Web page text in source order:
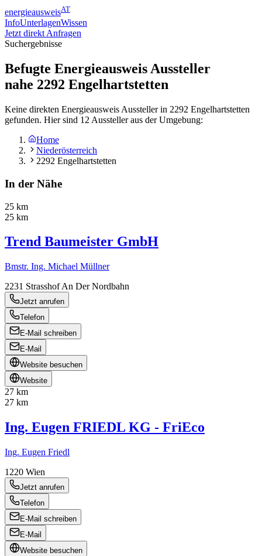
energieausweisAT
InfoUnterlagenWissen
Jetzt direkt Anfragen
Suchergebnisse
Befugte Energieausweis Aussteller
nahe 2292 Engelhartstetten
Keine direkten Energieausweis Aussteller in 2292 Engelhartstetten
gefunden. Hier sind 12 Aussteller aus der Umgebung:
Home
Niederösterreich
2292 Engelhartstetten
In der Nähe
25 km
25 km
Trend Baumeister GmbH
Bmstr. Ing. Michael Müllner
2231 Strasshof An Der Nordbahn
Jetzt anrufen
Telefon
E-Mail schreiben
E-Mail
Website besuchen
Website
27 km
27 km
Ing. Eugen FRIEDL KG - FriEco
Ing. Eugen Friedl
1220 Wien
Jetzt anrufen
Telefon
E-Mail schreiben
E-Mail
Website besuchen